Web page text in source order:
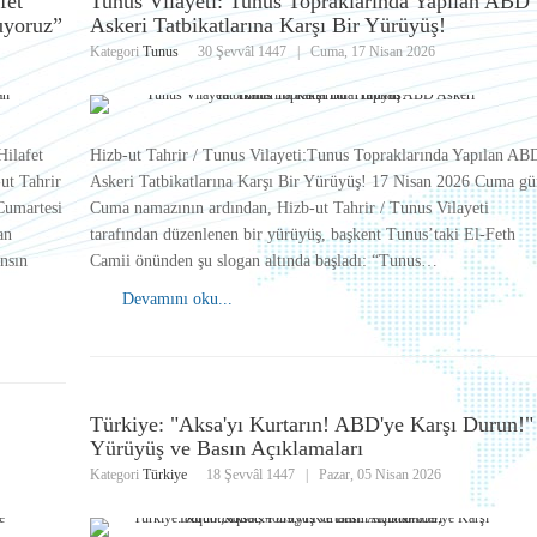
ut Tahrir
Askeri Tatbikatlarına Karşı Bir Yürüyüş!
Kategori Tunus 30 Şevvâl 1447 |Cuma, 17 Nisan 2026
Hizb-ut Tahrir / Tunus Vilayeti:Tunus Topraklarında Yapılan
Askeri Tatbikatlarına Karşı Bir Yürüyüş! 17 Nisan 2026 Cuma
Cuma namazının ardından, Hizb-ut Tahrir / Tunus Vilayeti
tarafından düzenlenen bir yürüyüş, başkent Tunus’taki El-Feth
Camii önünden şu slogan altında başladı: “Tunus…
Devamını oku...
Türkiye: "Aksa'yı Kurtarın! ABD'ye Karşı Durun!"
Yürüyüş ve Basın Açıklamaları
Kategori Türkiye 18 Şevvâl 1447 |Pazar, 05 Nisan 2026